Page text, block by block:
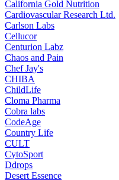
California Gold Nutrition
Cardiovascular Research Ltd.
Carlson Labs
Cellucor
Centurion Labz
Chaos and Pain
Chef Jay's
CHIBA
ChildLife
Cloma Pharma
Cobra labs
CodeAge
Country Life
CULT
CytoSport
Ddrops
Desert Essence